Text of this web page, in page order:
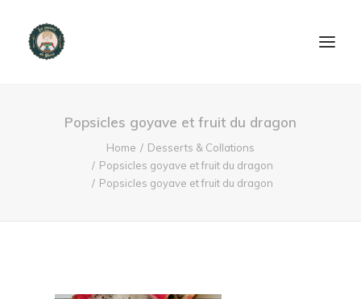
ACCUEIL
PRODUITS ET SERVICES
NOUS CONTACTER
Popsicles goyave et fruit du dragon
Home
Desserts & Collations
Popsicles goyave et fruit du dragon
Popsicles goyave et fruit du dragon